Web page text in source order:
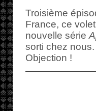
Troisième
France, ce
nouvelle série
sorti chez
Objection !